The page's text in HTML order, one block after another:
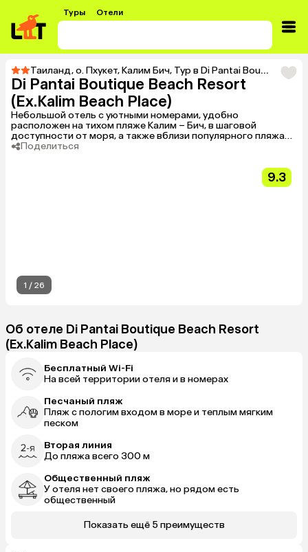
Туры Отели
Таиланд,о. Пхукет,Калим Бич, Тур в Di Pantai Boutique Beach Resort (Ex.Kalim Beach Place)
Di Pantai Boutique Beach Resort
(Ex.Kalim Beach Place)
Небольшой отель с уютными номерами, удобно
расположен на тихом пляже Калим – Бич, в шаговой
доступности от моря, а также вблизи популярного пляжа
Патонг. Рекомендуем для отдыха молодежи и пар без
Поделиться
9.3
1 / 26
Об отеле Di Pantai Boutique Beach Resort
(Ex.Kalim Beach Place)
Бесплатный Wi-Fi
На всей территории отеля и в номерах
Песчаный пляж
Пляж с пологим входом в море и теплым мягким
песком
Вторая линия
До пляжа всего 300 м
Общественный пляж
У отеля нет своего пляжа, но рядом есть
общественный
Показать ещё 5 преимуществ